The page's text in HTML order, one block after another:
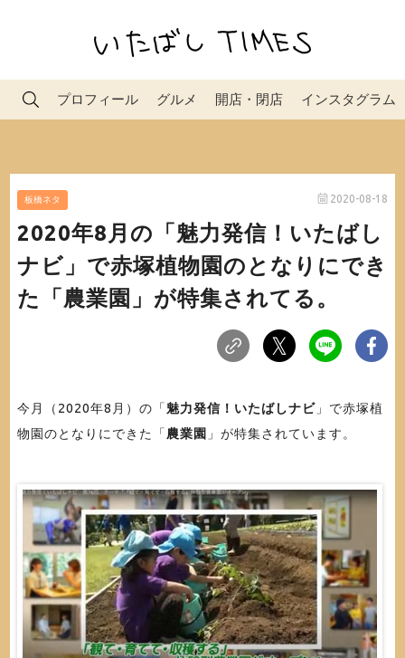
プロフィール グルメ 開店・閉店 インスタグラム
板橋ネタ 2020-08-18
2020年8月の「魅力発信！いたばし
ナビ」で赤塚植物園のとなりにでき
た「農業園」が特集されてる。
今月（2020年8月）の「 魅力発信！いたばしナビ」で赤塚植
物園のとなりにできた「 農業園 」が特集されています。